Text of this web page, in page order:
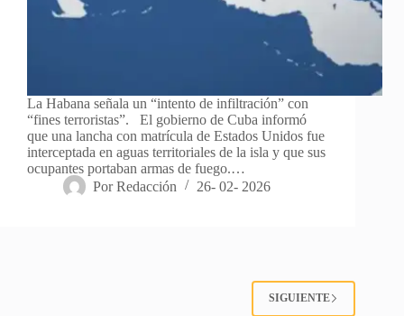
La Habana señala un “intento de infiltración” con
“fines terroristas”. El gobierno de Cuba informó
que una lancha con matrícula de Estados Unidos fue
interceptada en aguas territoriales de la isla y que sus
ocupantes portaban armas de fuego.…
Por Redacción 26- 02- 2026
SIGUIENTE